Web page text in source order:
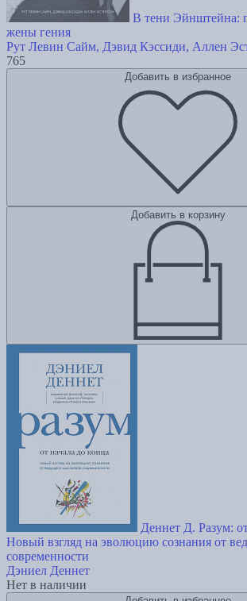
В тени Эйнштейна:
жены гения
Рут Левин Сайм, Дэвид Кэссиди, Аллен
765
Добавить в избранное
Добавить в корзину
Деннет Д. Разум:
Новый взгляд на эволюцию сознания от
современности
Дэниел Деннет
Нет в наличии